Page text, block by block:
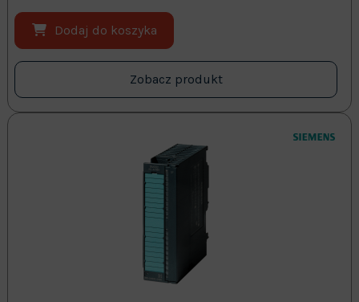
Dodaj do koszyka
Zobacz produkt